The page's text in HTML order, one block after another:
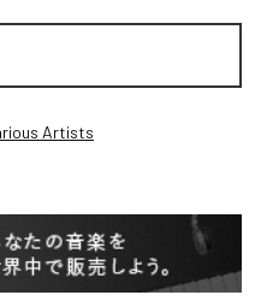
Artists